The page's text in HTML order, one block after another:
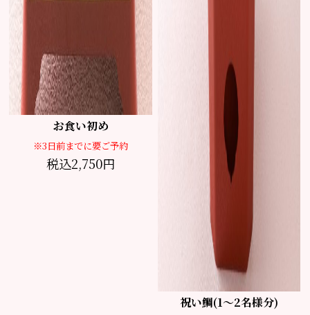
お食い初め
※3日前までに要ご予約
税込2,750円
祝い鯛(1～2名様分)